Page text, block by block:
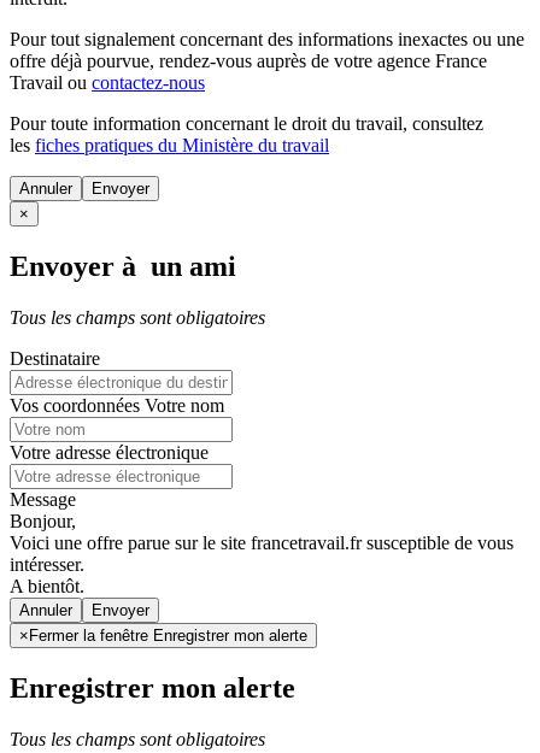
Pour tout signalement concernant des informations inexactes ou une
offre déjà pourvue, rendez-vous auprès de votre agence France
Travail ou contactez-nous
Pour toute information concernant le droit du travail, consultez
les fiches pratiques du Ministère du travail
Annuler
×
Envoyer à un ami
Tous les champs sont obligatoires
Destinataire
Vos coordonnées Votre nom
Votre adresse électronique
Message
Bonjour,
Voici une offre parue sur le site francetravail.fr susceptible de vous
intéresser.
A bientôt.
Annuler
× Fermer la fenêtre Enregistrer mon alerte
Enregistrer mon alerte
Tous les champs sont obligatoires